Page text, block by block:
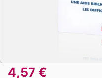
4,57 €